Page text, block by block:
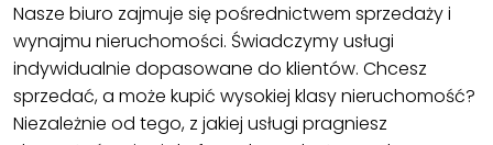
Nasze biuro zajmuje się pośrednictwem sprzedaży i
wynajmu nieruchomości. Świadczymy usługi
indywidualnie dopasowane do klientów. Chcesz
sprzedać, a może kupić wysokiej klasy nieruchomość?
Niezależnie od tego, z jakiej usługi pragniesz